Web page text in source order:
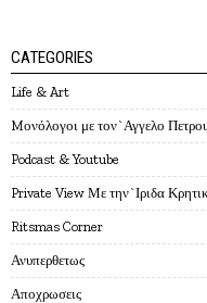
CATEGORIES
Life & Art
Mονόλογοι με τον`Αγγελο
Podcast & Youtube
Private View Με την`Ιριδα
Ritsmas Corner
Ανυπερθετως
Αποχρωσεις